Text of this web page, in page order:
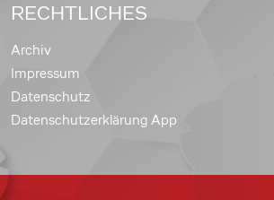
RECHTLICHES
Archiv
Impressum
Datenschutz
Datenschutzerklärung App